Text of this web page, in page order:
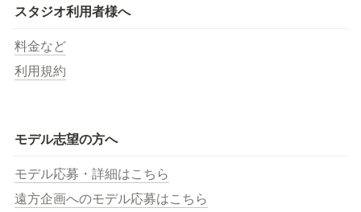
スタジオ利用者様へ
料金など
利用規約
モデル志望の方へ
モデル応募・詳細はこちら
遠方企画へのモデル応募はこちら